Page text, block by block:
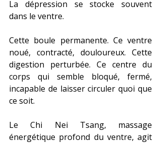
La dépression se stocke souvent
dans le ventre.
Cette boule permanente. Ce ventre
noué, contracté, douloureux. Cette
digestion perturbée. Ce centre du
corps qui semble bloqué, fermé,
incapable de laisser circuler quoi que
ce soit.
Le Chi Nei Tsang, massage
énergétique profond du ventre, agit